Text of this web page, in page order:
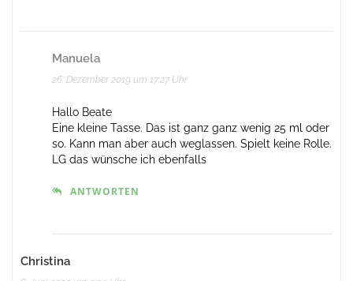
Manuela
26. Dezember 2019 um 17:27 Uhr
Hallo Beate
Eine kleine Tasse. Das ist ganz ganz wenig 25 ml oder
so. Kann man aber auch weglassen. Spielt keine Rolle.
LG das wünsche ich ebenfalls
ANTWORTEN
Christina